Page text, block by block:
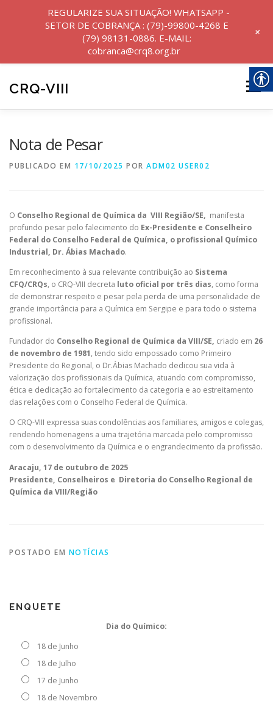
CRQ-VIII Menu
TRANSPARÊNCIA E PRESTAÇÃO DE CONTAS
PERGUNTAS FREQUENTES
PESQUISA DE SATISFAÇÃO CONTATO
Nota de Pesar
PUBLICADO EM 17/10/2025 POR ADM02 USER02
O Conselho Regional de Química da VIII Região/SE, manifesta
profundo pesar pelo falecimento do Ex-Presidente e Conselheiro
Federal do Conselho Federal de Química, o profissional Químico
Industrial, Dr. Ábias Machado.
Em reconhecimento à sua relevante contribuição ao Sistema
CFQ/CRQs, o CRQ-VIII decreta luto oficial por três dias, como forma
de demonstrar respeito e pesar pela perda de uma personalidade de
grande importância para a Química em Sergipe e para todo o sistema
profissional.
Fundador do Conselho Regional de Química da VIII/SE, criado em 26
de novembro de 1981, tendo sido empossado como Primeiro
Presidente do Regional, o Dr.Ábias Machado dedicou sua vida à
valorização dos profissionais da Química, atuando com compromisso,
ética e dedicação ao fortalecimento da categoria e ao estreitamento
das relações com o Conselho Federal de Química.
O CRQ-VIII expressa suas condolências aos familiares, amigos e colegas,
rendendo homenagens a uma trajetória marcada pelo compromisso
com o desenvolvimento da Química e o engrandecimento da profissão.
Aracaju, 17 de outubro de 2025
Presidente, Conselheiros e Diretoria do Conselho Regional de
Química da VIII/Região
POSTADO EM NOTÍCIAS
ENQUETE
Dia do Químico:
18 de Junho
18 de Julho
17 de Junho
18 de Novembro
REGULARIZE SUA SITUAÇÃO! WHATSAPP -
SETOR DE COBRANÇA : (79)-99800-4268 E
(79) 98131-0886. E-MAIL:
cobranca@crq8.org.br
+